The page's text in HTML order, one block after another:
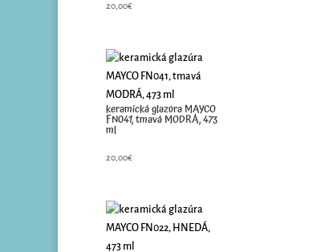
20,00€
keramická glazúra MAYCO
FN041, tmavá MODRÁ, 473
ml
20,00€